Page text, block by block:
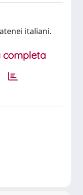
italiani.
completa